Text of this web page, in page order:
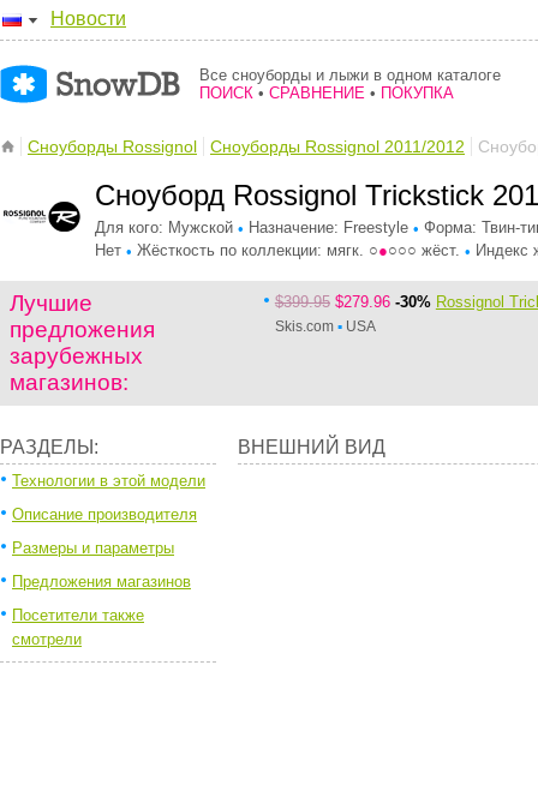
Новости
Все сноуборды и лыжи в одном каталоге
ПОИСК • СРАВНЕНИЕ • ПОКУПКА
Сноуборды Rossignol Сноуборды Rossignol 2011/2012
Сноуборд Rossignol Trickstick
Для кого: Мужской • Назначение: Freestyle • Форма: Твин-
Нет • Жёсткость по коллекции: мягк. ○●○○○ жёст. • Индекс
предложения
зарубежных
магазинов:
Лучшие
предложения
зарубежных
магазинов:
$399.95 $279.96 -30% Rossignol
Skis.com ▪USA
РАЗДЕЛЫ:
Технологии в этой модели
Описание производителя
Размеры и параметры
Предложения магазинов
Посетители также
смотрели
ВНЕШНИЙ ВИД